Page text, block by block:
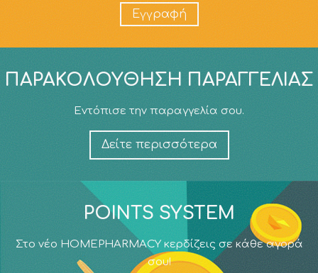
Εγγραφή
ΠΑΡΑΚΟΛΟΎΘΗΣΗ ΠΑΡΑΓΓΕΛΊΑΣ
Εντόπισε την παραγγελία σου.
Δείτε περισσότερα
POINTS SYSTEM
Στο νέο HOMEPHARMACY κερδίζεις σε κάθε αγορά
σου!